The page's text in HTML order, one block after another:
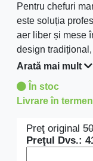
Pentru chefuri
este soluția
aer liber și mese
design
preparatelor și a
Arată mai mult
În stoc
Livrare în
Preţ original
Preţul Dvs.: